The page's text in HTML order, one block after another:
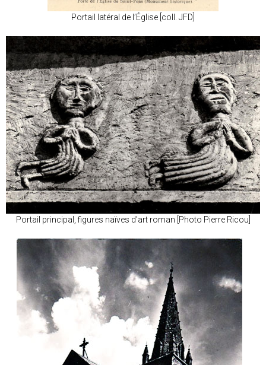
Portail latéral de l’Église [coll. JFD]
Portail principal, figures naïves d'art roman [Photo Pierre Ricou]